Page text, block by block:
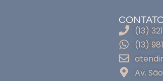
(13)
(13)
Av.